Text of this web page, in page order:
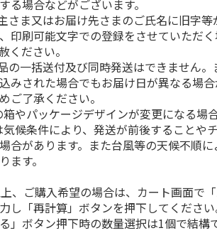
る場合などがございます。
さま又はお届け先さまのご氏名に旧字
印刷可能文字での登録をさせていただ
ください。
の一括送付及び同時発送はできません
みされた場合でもお届け日が異なる場合
ご了承ください。
やパッケージデザインが変更になる場合
気候条件により、発送が前後することや
合があります。また台風等の天候不順
ます。
、ご購入希望の場合は、カート画面で
し「再計算」ボタンを押下してくださ
」ボタン押下時の数量選択は1個で結構で